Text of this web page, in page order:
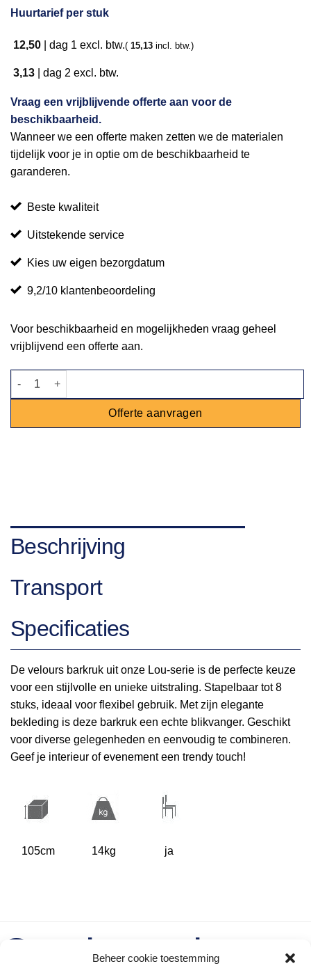
Beheer cookie toestemming
Huurtarief per stuk
12,50 dag 1 excl. btw.( 15,13 incl. btw.)
3,13 dag 2 excl. btw.
Vraag een vrijblijvende offerte aan voor de
beschikbaarheid.
Wanneer we een offerte maken zetten we de materialen
tijdelijk voor je in optie om de beschikbaarheid te
garanderen.
Beste kwaliteit
Uitstekende service
Kies uw eigen bezorgdatum
9,2/10 klantenbeoordeling
Voor beschikbaarheid en mogelijkheden vraag geheel
vrijblijvend een offerte aan.
Barkruk Lou groen aantal
Offerte aanvragen
Beschrijving
Transport
Specificaties
De velours barkruk uit onze Lou-serie is de perfecte keuze
voor een stijlvolle en unieke uitstraling. Stapelbaar tot 8
stuks, ideaal voor flexibel gebruik. Met zijn elegante
bekleding is deze barkruk een echte blikvanger. Geschikt
voor diverse gelegenheden en eenvoudig te combineren.
Geef je interieur of evenement een trendy touch!
105cm 14kg ja
Gerelateerde